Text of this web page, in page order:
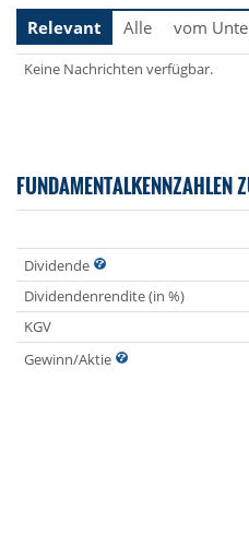
Relevant Alle vom
Keine Nachrichten verfügbar.
FUNDAMENTALKENNZAHLEN
Dividende
Dividendenrendite (in %)
KGV
Gewinn/Aktie